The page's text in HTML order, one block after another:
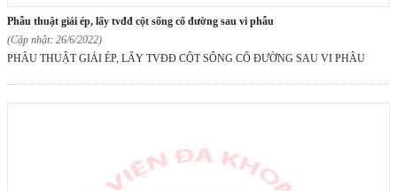
phẫu thuật giải ép, lấy tvđđ cột sống cổ đường sau vi phẫu
(Cập nhật: 26/6/2022)
PHẪU THUẬT GIẢI ÉP, LẤY TVĐĐ CỘT SỐNG CỔ ĐƯỜNG SAU VI PHẪU